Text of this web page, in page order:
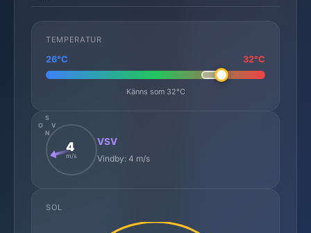
TEMPERATUR
26°C 32°C
Känns som 32°C
N
S
O
V
4
m/s
VSV
Vindby: 4 m/s
SOL